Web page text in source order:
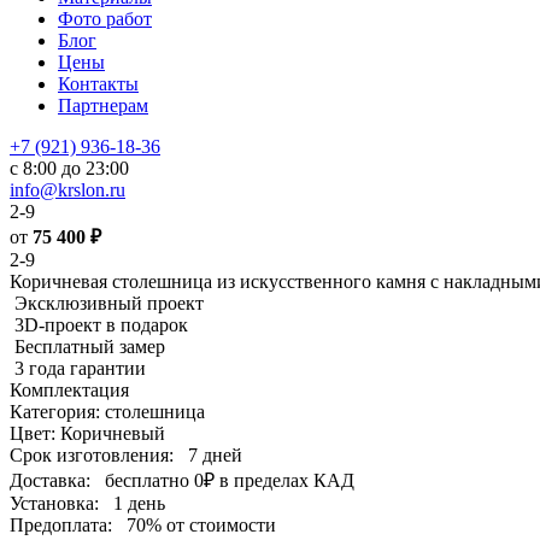
Фото работ
Блог
Цены
Контакты
Партнерам
+7 (921) 936-18-36
с 8:00 до 23:00
info@krslon.ru
2-9
от 75 400 ₽
2-9
Коричневая столешница из искусственного камня с
Эксклюзивный проект
3D-проект в подарок
Бесплатный замер
3 года гарантии
Комплектация
Категория: столешница
Цвет: Коричневый
Срок изготовления:
7 дней
Доставка:
бесплатно 0₽ в пределах КАД
Установка:
1 день
Предоплата:
70% от стоимости